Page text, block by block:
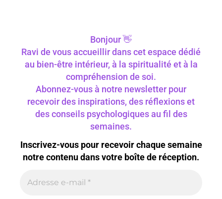
Bonjour 👋
Ravi de vous accueillir dans cet espace dédié
au bien-être intérieur, à la spiritualité et à la
compréhension de soi.
Abonnez-vous à notre newsletter pour
recevoir des inspirations, des réflexions et
des conseils psychologiques au fil des
semaines.
Inscrivez-vous pour recevoir chaque semaine
notre contenu dans votre boîte de réception.